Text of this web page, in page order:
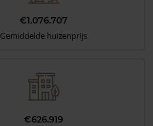
€1.076.707
Gemiddelde huizenprijs
€626.919